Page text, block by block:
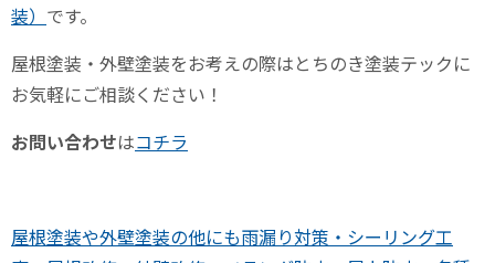
装） です。
屋根塗装・外壁塗装をお考えの際はとちのき塗装テックに
お気軽にご相談ください！
お問い合わせはコチラ
屋根塗装や外壁塗装の他にも雨漏り対策・シーリング工